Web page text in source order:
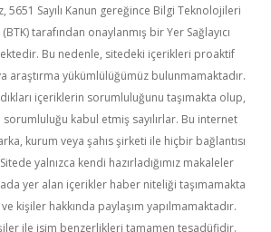
5651 Sayılı Kanun gereğince Bilgi Teknolojileri
tarafından onaylanmış bir Yer Sağlayıcı
Bu nedenle, sitedeki içerikleri proaktif
araştırma yükümlülüğümüz bulunmamaktadır.
içeriklerin sorumluluğunu taşımakta olup,
kabul etmiş sayılırlar. Bu internet
kurum veya şahıs şirketi ile hiçbir bağlantısı
yalnızca kendi hazırladığımız makaleler
yer alan içerikler haber niteliği taşımamakta
kişiler hakkında paylaşım yapılmamaktadır.
ile isim benzerlikleri tamamen tesadüfidir.